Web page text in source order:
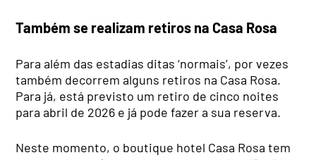
Também se realizam retiros na Casa Rosa
Para além das estadias ditas ‘normais’, por vezes
também decorrem alguns retiros na Casa Rosa.
Para já, está previsto um retiro de cinco noites
para abril de 2026 e já pode fazer a sua reserva.
Neste momento, o boutique hotel Casa Rosa tem